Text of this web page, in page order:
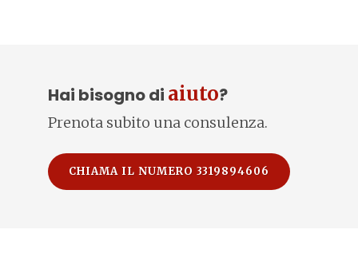
Hai bisogno di aiuto?
Prenota subito una consulenza.
CHIAMA IL NUMERO 3319894606